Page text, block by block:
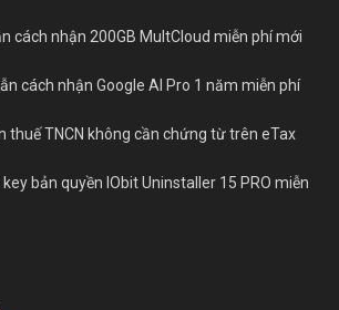
cách nhận 200GB MultCloud miễn phí mới
cách nhận Google AI Pro 1 năm miễn phí
thuế TNCN không cần chứng từ trên eTax
bản quyền IObit Uninstaller 15 PRO miễn